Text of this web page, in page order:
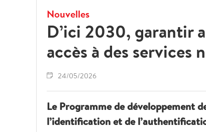
Nouvelles
D’ici 2030, garantir
accès à des services
24/05/2026
Le Programme de développement
l’identification et de